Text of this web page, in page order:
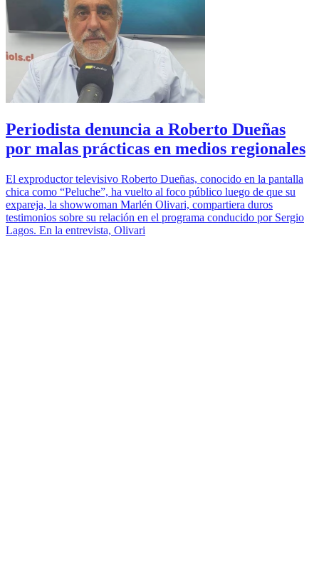
Periodista denuncia a Roberto Dueñas
por malas prácticas en medios regionales
El exproductor televisivo Roberto Dueñas, conocido en la pantalla
chica como “Peluche”, ha vuelto al foco público luego de que su
expareja, la showwoman Marlén Olivari, compartiera duros
testimonios sobre su relación en el programa conducido por Sergio
Lagos. En la entrevista, Olivari